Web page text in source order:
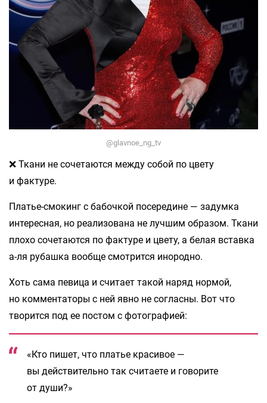
@glavnoe_ng_tv
❌ Ткани не сочетаются между собой по цвету
и фактуре.
Платье-смокинг с бабочкой посередине — задумка
интересная, но реализована не лучшим образом. Ткани
плохо сочетаются по фактуре и цвету, а белая вставка
а-ля рубашка вообще смотрится инородно.
Хоть сама певица и считает такой наряд нормой,
но комментаторы с ней явно не согласны. Вот что
творится под ее постом с фотографией:
«Кто пишет, что платье красивое —
вы действительно так считаете и говорите
от души?»